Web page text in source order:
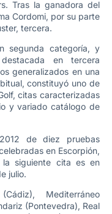
Tras la ganadora del
Cordomi, por su parte
tercera.
segunda categoría, y
en tercera
generalizados en una
constituyó uno de
citas caracterizadas
y variado catálogo de
de diez pruebas
en Escorpión,
la siguiente cita es en
julio.
Mediterráneo
(Pontevedra), Real